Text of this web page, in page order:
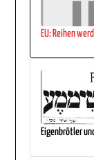
EU: Reihen
Eigenbrötler